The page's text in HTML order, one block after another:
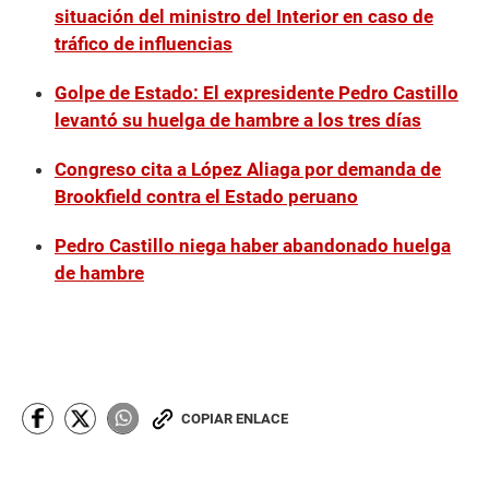
situación del ministro del Interior en caso de
tráfico de influencias
Golpe de Estado: El expresidente Pedro Castillo
levantó su huelga de hambre a los tres días
Congreso cita a López Aliaga por demanda de
Brookfield contra el Estado peruano
Pedro Castillo niega haber abandonado huelga
de hambre
COPIAR ENLACE